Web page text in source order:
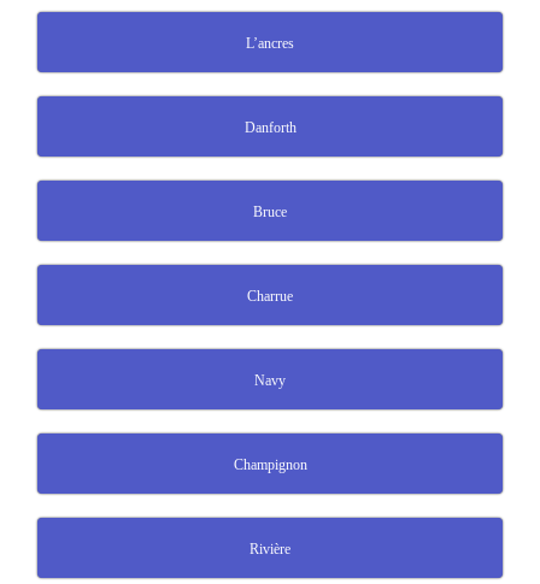
L’ancres
Danforth
Bruce
Charrue
Navy
Champignon
Rivière